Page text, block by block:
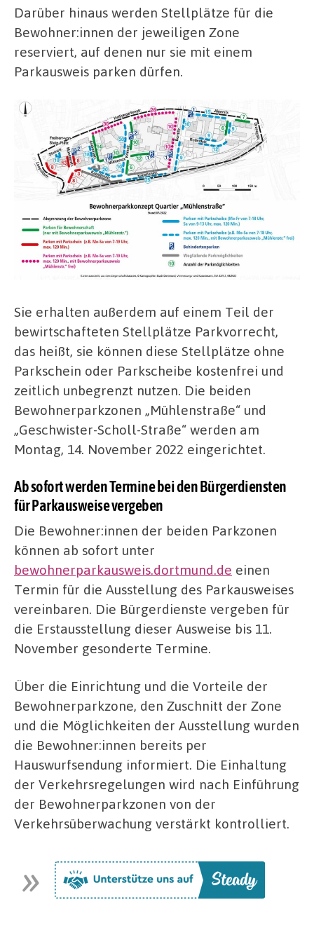
Darüber hinaus werden Stellplätze für die
Bewohner:innen der jeweiligen Zone
reserviert, auf denen nur sie mit einem
Parkausweis parken dürfen.
Sie erhalten außerdem auf einem Teil der
bewirtschafteten Stellplätze Parkvorrecht,
das heißt, sie können diese Stellplätze ohne
Parkschein oder Parkscheibe kostenfrei und
zeitlich unbegrenzt nutzen. Die beiden
Bewohnerparkzonen „Mühlenstraße“ und
„Geschwister-Scholl-Straße“ werden am
Montag, 14. November 2022 eingerichtet.
Ab sofort werden Termine bei den Bürgerdiensten
für Parkausweise vergeben
Die Bewohner:innen der beiden Parkzonen
können ab sofort unter
bewohnerparkausweis.dortmund.de einen
Termin für die Ausstellung des Parkausweises
vereinbaren. Die Bürgerdienste vergeben für
die Erstausstellung dieser Ausweise bis 11.
November gesonderte Termine.
Über die Einrichtung und die Vorteile der
Bewohnerparkzone, den Zuschnitt der Zone
und die Möglichkeiten der Ausstellung wurden
die Bewohner:innen bereits per
Hauswurfsendung informiert. Die Einhaltung
der Verkehrsregelungen wird nach Einführung
der Bewohnerparkzonen von der
Verkehrsüberwachung verstärkt kontrolliert.